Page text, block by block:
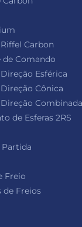
Carbon
de Comando
Esférica
Cônica
Combinada
de Esferas 2RS
Partida
Freio
de Freios